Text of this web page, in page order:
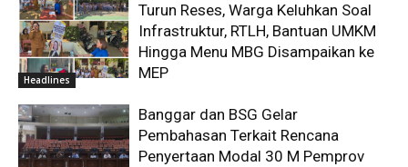
Headlines
Turun Reses, Warga Keluhkan Soal
Infrastruktur, RTLH, Bantuan UMKM
Hingga Menu MBG Disampaikan ke
MEP
Banggar dan BSG Gelar
Pembahasan Terkait Rencana
Penyertaan Modal 30 M Pemprov